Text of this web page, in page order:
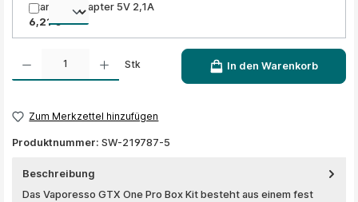
Xtar USB Adapter 5V 2,1A
6,21 €
Produkt Anzahl: Gib den gewünschten Wert ein oder benutze die Schaltflächen um die
Stk In den Warenkorb
Zum Merkzettel hinzufügen
Produktnummer: SW-219787-5
Beschreibung
Das Vaporesso GTX One Pro Box Kit besteht aus einem fest